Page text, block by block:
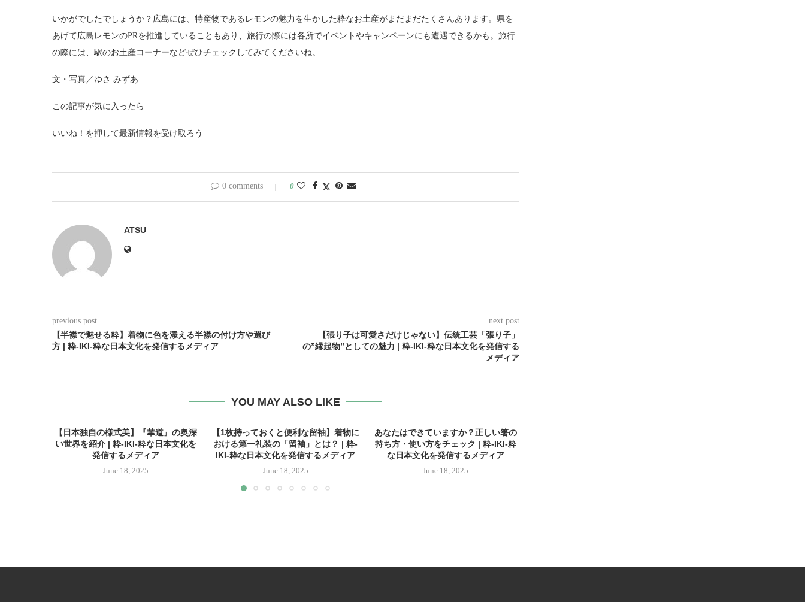
いかがでしたでしょうか？広島には、特産物であるレモンの魅力を生かした粋なお土産がまだまだたくさんあります。県を
あげて広島レモンのPRを推進していることもあり、旅行の際には各所でイベントやキャンペーンにも遭遇できるかも。旅行
の際には、駅のお土産コーナーなどぜひチェックしてみてくださいね。
文・写真／ゆさ みずあ
この記事が気に入ったら
いいね！を押して最新情報を受け取ろう
0 comments 0
ATSU
previous post
【半襟で魅せる粋】着物に色を添える半襟の付け方や選び
方 | 粋-IKI-粋な日本文化を発信するメディア
next post
【張り子は可愛さだけじゃない】伝統工芸「張り子」
の”縁起物”としての魅力 | 粋-IKI-粋な日本文化を発信する
メディア
YOU MAY ALSO LIKE
【日本独自の様式美】『華道』の奥深
い世界を紹介 | 粋-IKI-粋な日本文化を
発信するメディア
June 18, 2025
【1枚持っておくと便利な留袖】着物に
おける第一礼装の「留袖」とは？ | 粋-
IKI-粋な日本文化を発信するメディア
June 18, 2025
あなたはできていますか？正しい箸の
持ち方・使い方をチェック | 粋-IKI-粋
な日本文化を発信するメディア
June 18, 2025